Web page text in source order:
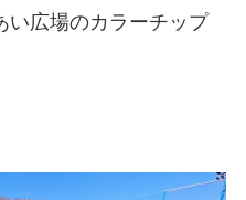
い広場のカラーチップ